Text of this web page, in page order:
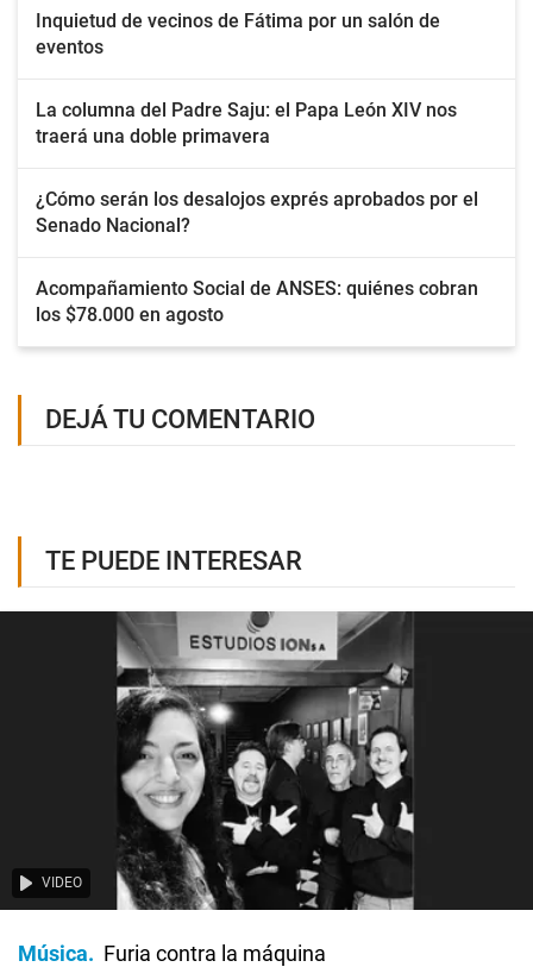
Inquietud de vecinos de Fátima por un salón de
eventos
La columna del Padre Saju: el Papa León XIV nos
traerá una doble primavera
¿Cómo serán los desalojos exprés aprobados por el
Senado Nacional?
Acompañamiento Social de ANSES: quiénes cobran
los $78.000 en agosto
DEJÁ TU COMENTARIO
TE PUEDE INTERESAR
VIDEO
Música Furia contra la máquina